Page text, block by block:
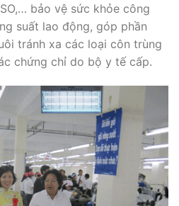
bảo vệ sức khỏe công
suất lao động, góp phần
tránh xa các loại côn trùng
chứng chỉ do bộ y tế cấp.